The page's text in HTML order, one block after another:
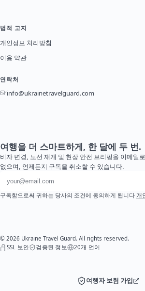
법적 고지
개인정보 처리방침
이용 약관
연락처
info@ukrainetravelguard.com
여행을 더 스마트하게, 한 달에 두 번.
비자 변경, 노선 재개 및 현장 안전 브리핑을 이메일
없으며, 언제든지 구독을 취소할 수 있습니다.
이메일 주소
구독함으로써 귀하는 당사의 조건에 동의하게 됩니다 개
© 2026 Ukraine Travel Guard. All rights reserved.
SSL 보안
검증된 정보 20개 언어
여행자 보험 가입